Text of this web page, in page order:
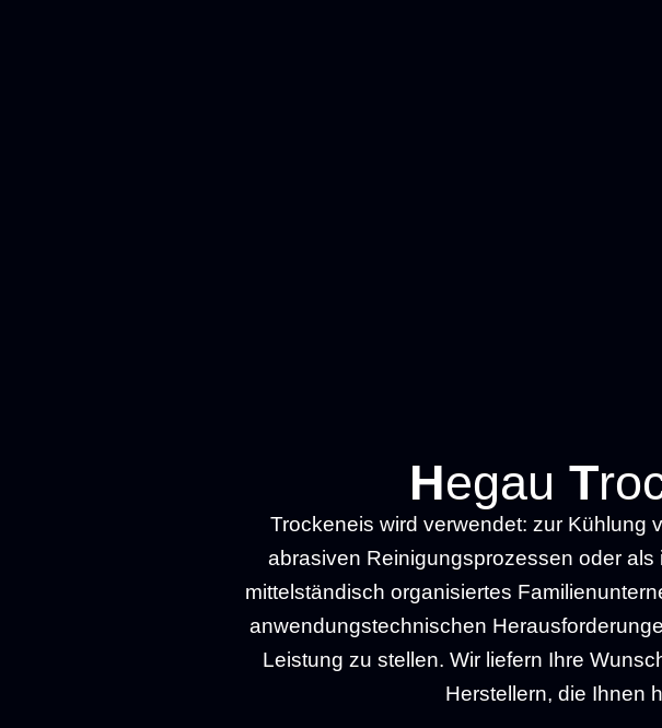
Hegau T
Trockeneis wird verwendet: zur Kühlung
abrasiven Reinigungsprozessen oder
mittelständisch organisiertes
anwendungstechnischen
Leistung zu stellen. Wir liefern Ihre
Herstellern, die Ihnen